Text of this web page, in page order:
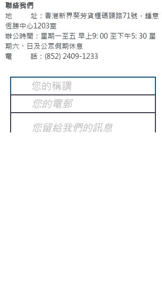
聯絡我們
地 址：香港新界葵芳貨櫃碼頭路71號，鍾意
恆勝中心1203室
辦公時間：星期一至五 早上9: 00 至下午5: 30 星
期六、日及公眾假期休息
電 話：(852) 2409-1233